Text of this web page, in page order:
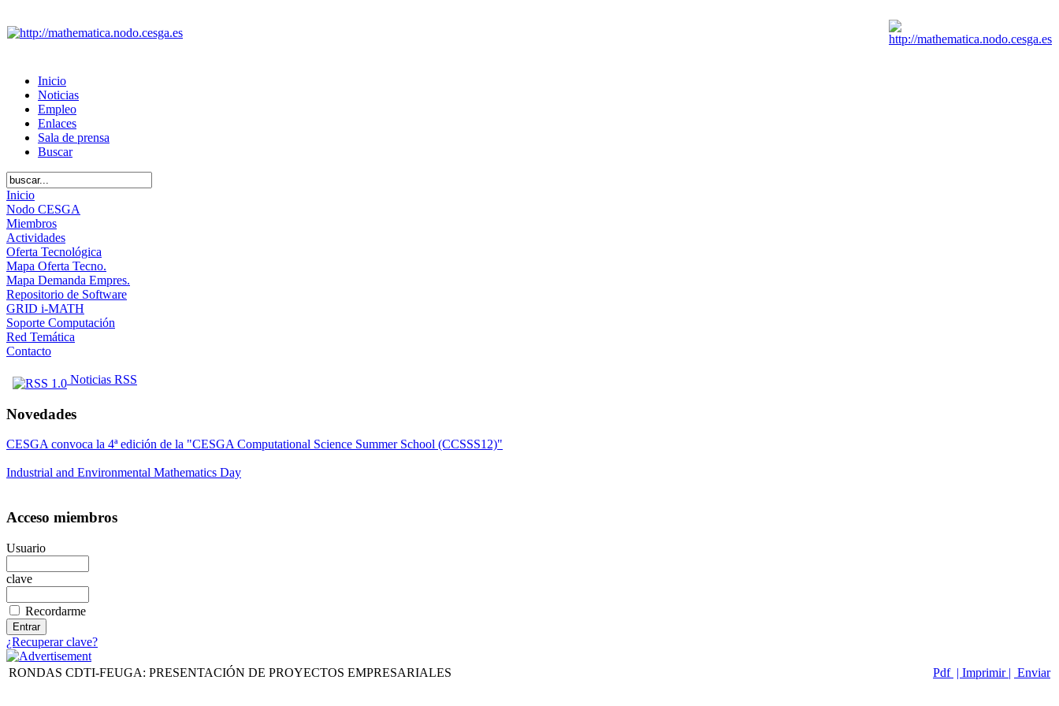
Inicio
Noticias
Empleo
Enlaces
Sala de prensa
Buscar
Inicio
Nodo CESGA
Miembros
Actividades
Oferta Tecnológica
Mapa Oferta Tecno.
Mapa Demanda Empres.
Repositorio de Software
GRID i-MATH
Soporte Computación
Red Temática
Contacto
Noticias RSS
Novedades
CESGA convoca la 4ª edición de la "CESGA Computational Science Summer School (CCSSS12)"
Industrial and Environmental Mathematics Day
Acceso miembros
Usuario
clave
Recordarme
¿Recuperar clave?
RONDAS CDTI-FEUGA: PRESENTACIÓN DE PROYECTOS EMPRESARIALES Pdf | Imprimir | Enviar